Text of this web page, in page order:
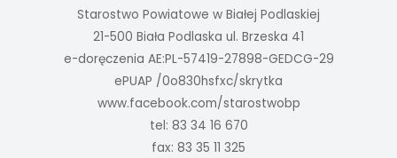
Starostwo Powiatowe w Białej Podlaskiej
21-500 Biała Podlaska ul. Brzeska 41
e-doręczenia AE:PL-57419-27898-GEDCG-29
ePUAP /0o830hsfxc/skrytka
www.facebook.com/starostwobp
tel: 83 34 16 670
fax: 83 35 11 325